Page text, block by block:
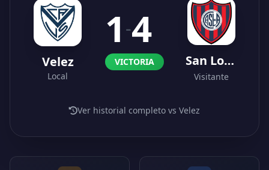
Velez
Local
1 -4
VICTORIA San Lorenzo
Visitante
Ver historial completo vs Velez